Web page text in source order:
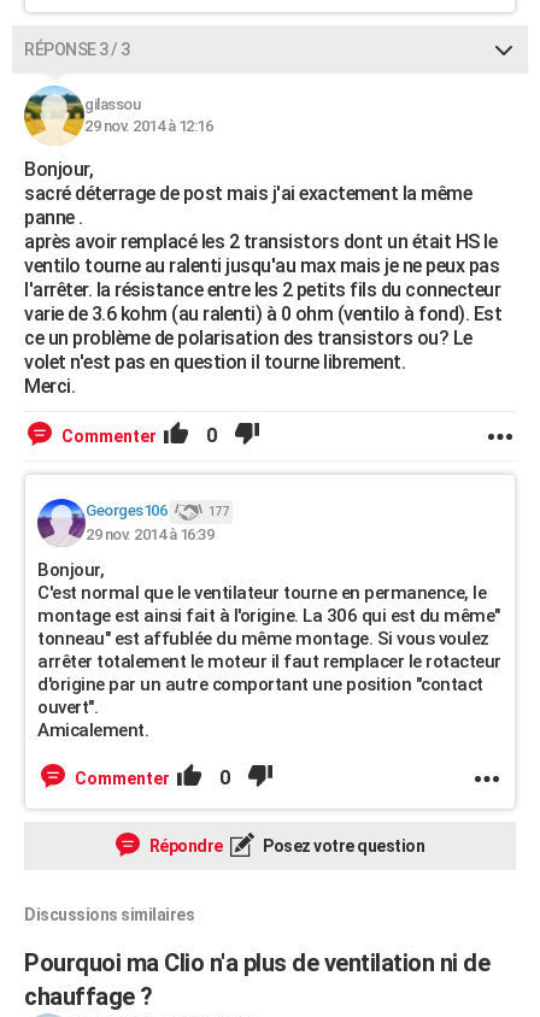
RÉPONSE 3 / 3
gilassou
29 nov. 2014 à 12:16
Bonjour,
sacré déterrage de post mais j'ai exactement la même
panne .
après avoir remplacé les 2 transistors dont un était HS le
ventilo tourne au ralenti jusqu'au max mais je ne peux pas
l'arrêter. la résistance entre les 2 petits fils du connecteur
varie de 3.6 kohm (au ralenti) à 0 ohm (ventilo à fond). Est
ce un problème de polarisation des transistors ou? Le
volet n'est pas en question il tourne librement.
Merci.
Commenter 0
Georges106 177
29 nov. 2014 à 16:39
Bonjour,
C'est normal que le ventilateur tourne en permanence, le
montage est ainsi fait à l'origine. La 306 qui est du même"
tonneau" est affublée du même montage. Si vous voulez
arrêter totalement le moteur il faut remplacer le rotacteur
d'origine par un autre comportant une position "contact
ouvert".
Amicalement.
Commenter 0
Répondre Posez votre question
Discussions similaires
Pourquoi ma Clio n'a plus de ventilation ni de
chauffage ?